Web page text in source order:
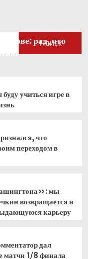
Поиск
рад, что
учиться игре в
что
переходом в
мы
возвращается и
карьеру
дал
матчи 1/8 финала